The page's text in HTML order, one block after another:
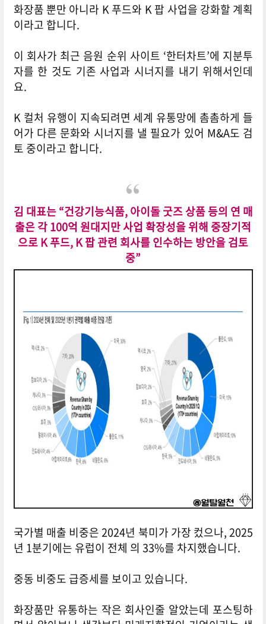
화장품 뿐만 아니라 K 푸드와 K 팝 사업을 강화할 계획
이라고 합니다.
이 회사가 최근 음원 순위 사이트 ‘한터차트’에 지분투
자를 한 것도 기존 사업과 시너지를 내기 위해서인데
요.
K 컬처 유행이 지속되려면 세계 유통망에 촘촘하게 들
어가 다른 문화와 시너지를 낼 필요가 있어 M&A도 검
토 중이라고 합니다.
김 대표는 “건강기능식품, 아이돌 굿즈 상품 등의 연 매
출은 각 100억 원대지만 사업 확장성을 위해 중장기적
으로 K 푸드, K 팝 관련 회사를 인수하는 방안을 검토
중”
국가별 매출 비중은 2024년 북미가 가장 컸으나, 2025
년 1분기에는 유럽이 전체 의 33%를 차지했습니다.
중동 비중도 급증세를 보이고 있습니다.
화장품만 유통하는 작은 회사인줄 알았는데 포스팅하